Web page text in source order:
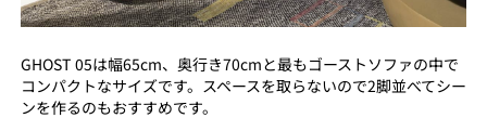
GHOST 05は幅65cm、奥行き70cmと最もゴーストソファの中で
コンパクトなサイズです。スペースを取らないので2脚並べてシー
ンを作るのもおすすめです。